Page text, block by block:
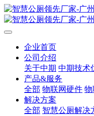
企业首页
公司介绍
关于中期 中期技术
产品&服务
全部 物联网硬件 物
解决方案
全部 智慧公厕解决